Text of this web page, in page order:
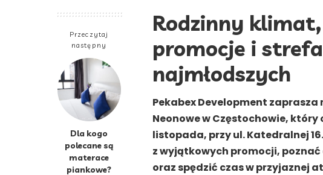
Przeczytaj
następny
Dla kogo
polecane są
materace
piankowe?
Rodzinny
promocje i
najmłodszych
Pekabex Development
Neonowe w Częstochowie, który
listopada, przy ul. Katedralnej
z wyjątkowych promocji,
oraz spędzić czas w przyjaznej